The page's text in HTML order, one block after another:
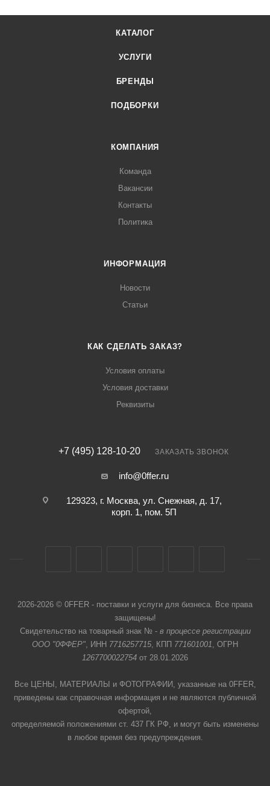
КАТАЛОГ
УСЛУГИ
БРЕНДЫ
ПОДБОРКИ
КОМПАНИЯ
Команда
Вакансии
Контакты
Политика
ИНФОРМАЦИЯ
Новости
Статьи
КАК СДЕЛАТЬ ЗАКАЗ?
Условия оплаты
Условия доставки
Реквизиты
+7 (495) 128-10-20 ЗАКАЗАТЬ ЗВОНОК
info@0ffer.ru
129323, г. Москва, ул. Снежная, д. 17,
корп. 1, пом. 5П
2026-2026 © 0FFER - поставки и услуги для бизнеса. Все права
защищены!
Свидетельство на товарный знак № - в процессе регистрации
ООО "0ФФЕР", ИНН 7716257715, КПП 771601001, ОГРН
1267700022754 от 28.01.2026
Все ЦЕНЫ, МАТЕРИАЛЫ и ФОТОГРАФИИ, указанные на 0FFER,
приведены как справочная информация и не являются публичной
офертой,
определяемой положениями ст. 437 ГК РФ, и могут быть изменены
в любое время без предупреждения.